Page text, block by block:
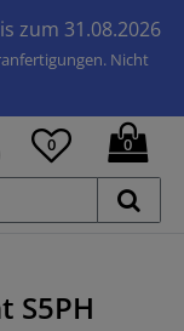
zum 31.08.2026
Nicht
0 0
S5PH